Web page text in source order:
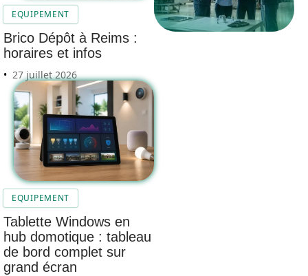
EQUIPEMENT
Brico Dépôt à Reims :
horaires et infos
27 juillet 2026
EQUIPEMENT
Tablette Windows en
hub domotique : tableau
de bord complet sur
grand écran